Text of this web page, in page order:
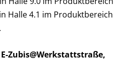
Halle 4.1 im Produktbereich
Zubis@Werkstattstraße,